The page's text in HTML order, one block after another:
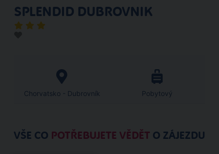
SPLENDID DUBROVNIK
Chorvatsko - Dubrovník Pobytový
VŠE CO POTŘEBUJETE VĚDĚT O ZÁJEZDU